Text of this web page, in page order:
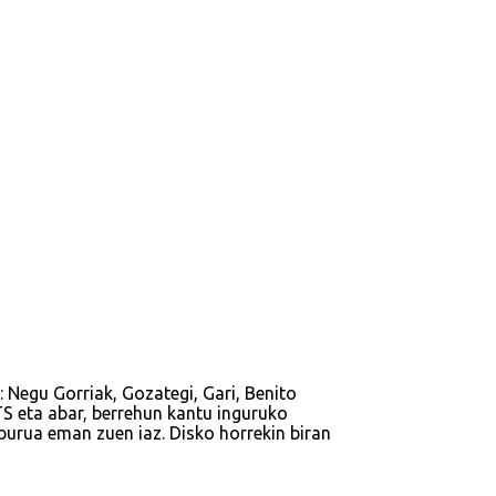
Gorriak, Gozategi, Gari, Benito
eta abar, berrehun kantu inguruko
eman zuen iaz. Disko horrekin biran